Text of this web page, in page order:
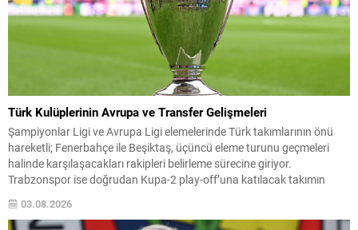
Türk Kulüplerinin Avrupa ve Transfer Gelişmeleri
Şampiyonlar Ligi ve Avrupa Ligi elemelerinde Türk takımlarının önü
hareketli; Fenerbahçe ile Beşiktaş, üçüncü eleme turunu geçmeleri
halinde karşılaşacakları rakipleri belirleme sürecine giriyor.
Trabzonspor ise doğrudan Kupa-2 play-off’una katılacak takımın
alan takımlar arasına Rennes de katıldı; Galatasaray ise Fransız
ekibiyle taraftarların transfer protestolarının...
03.08.2026